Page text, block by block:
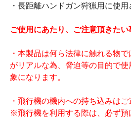
・長距離ハンドガン狩猟用に使用
ご使用にあたり、ご注意頂きたい
・本製品は何ら法律に触れる物
がリアルな為、脅迫等の目的で
象になります。
・飛行機の機内への持ち込みはご
※飛行機を利用する際は、必ず預